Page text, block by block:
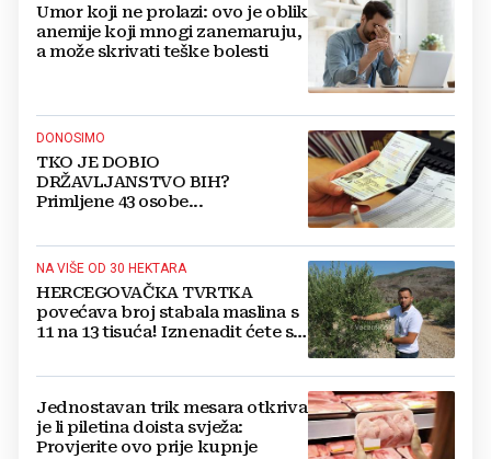
Umor koji ne prolazi: ovo je oblik
anemije koji mnogi zanemaruju,
a može skrivati teške bolesti
DONOSIMO
TKO JE DOBIO
DRŽAVLJANSTVO BIH?
Primljene 43 osobe...
NA VIŠE OD 30 HEKTARA
HERCEGOVAČKA TVRTKA
povećava broj stabala maslina s
11 na 13 tisuća! Iznenadit ćete se
Jednostavan trik mesara otkriva
je li piletina doista svježa:
Provjerite ovo prije kupnje